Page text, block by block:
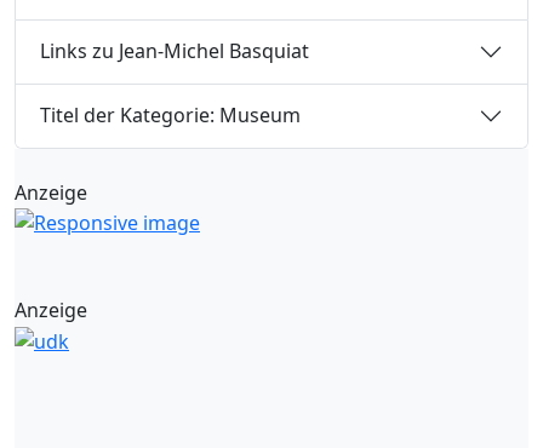
Links zu Jean-Michel Basquiat
Titel der Kategorie: Museum
Anzeige
Anzeige